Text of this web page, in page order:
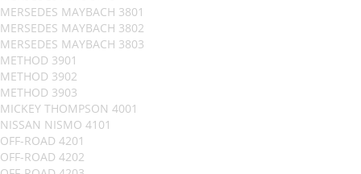
MERSEDES MAYBACH 3801
MERSEDES MAYBACH 3802
MERSEDES MAYBACH 3803
METHOD 3901
METHOD 3902
METHOD 3903
MICKEY THOMPSON 4001
NISSAN NISMO 4101
OFF-ROAD 4201
OFF-ROAD 4202